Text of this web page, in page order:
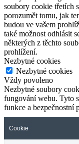
soubory cookie třetích
porozumět tomu, jak
budou ve vašem
také možnost odhlásit
některých z těchto
prohlížení.
Nezbytné cookies
Nezbytné cookies
Vždy povoleno
Nezbytné soubory
fungování webu. Tyto
funkce a bezpečnostní
Cookie